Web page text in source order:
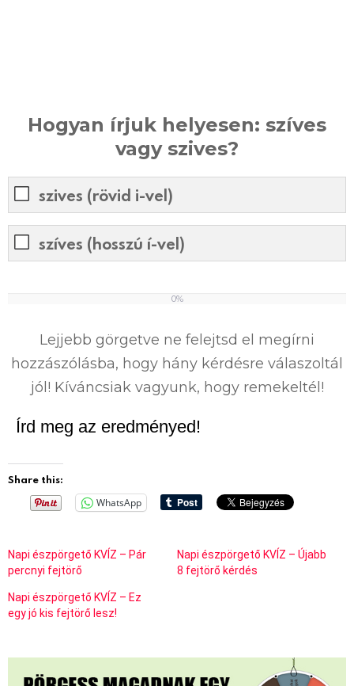
Hogyan írjuk helyesen: szíves
vagy szives?
szives (rövid i-vel)
szíves (hosszú í-vel)
0%
Lejjebb görgetve ne felejtsd el megírni
hozzászólásba, hogy hány kérdésre válaszoltál
jól! Kíváncsiak vagyunk, hogy remekeltél!
Írd meg az eredményed!
Share this:
WhatsApp
Napi észpörgető KVÍZ – Pár
percnyi fejtörő
Napi észpörgető KVÍZ – Újabb
8 fejtörő kérdés
Napi észpörgető KVÍZ – Ez
egy jó kis fejtörő lesz!